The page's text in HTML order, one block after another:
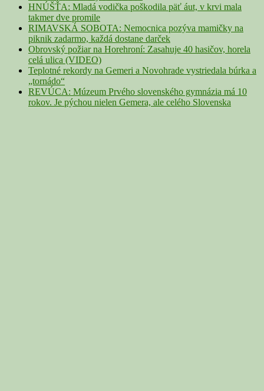
HNÚŠŤA: Mladá vodička poškodila päť áut, v krvi mala
takmer dve promile
RIMAVSKÁ SOBOTA: Nemocnica pozýva mamičky na
piknik zadarmo, každá dostane darček
Obrovský požiar na Horehroní: Zasahuje 40 hasičov, horela
celá ulica (VIDEO)
Teplotné rekordy na Gemeri a Novohrade vystriedala búrka a
„tornádo“
REVÚCA: Múzeum Prvého slovenského gymnázia má 10
rokov. Je pýchou nielen Gemera, ale celého Slovenska